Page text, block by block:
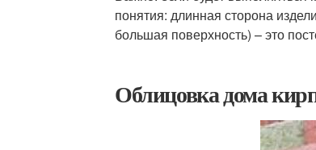
понятия: длинная сторона
большая поверхность) – это
Облицовка дома